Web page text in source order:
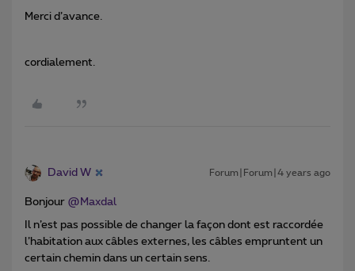
Merci d’avance.
cordialement.
David W Forum|Forum|4 years ago
Bonjour @Maxdal
Il n’est pas possible de changer la façon dont est raccordée
l’habitation aux câbles externes, les câbles empruntent un
certain chemin dans un certain sens.